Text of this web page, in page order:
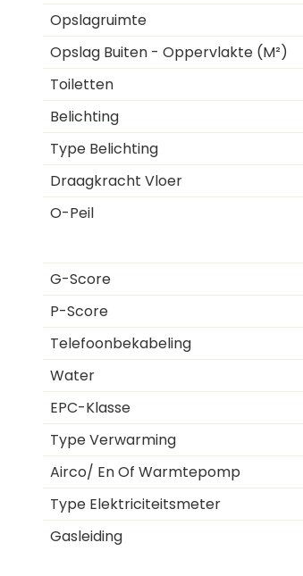
Opslagruimte
Opslag Buiten - Oppervlakte (m²)
Toiletten
Belichting
Type Belichting
Draagkracht Vloer
O-Peil
G-Score
P-Score
Telefoonbekabeling
Water
EPC-Klasse
Type Verwarming
Airco/ En Of Warmtepomp
Type Elektriciteitsmeter
Gasleiding